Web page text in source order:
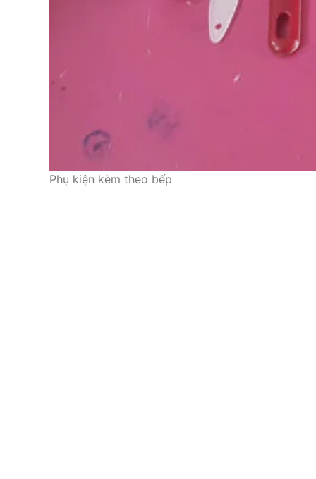
Phụ kiện kèm theo bếp